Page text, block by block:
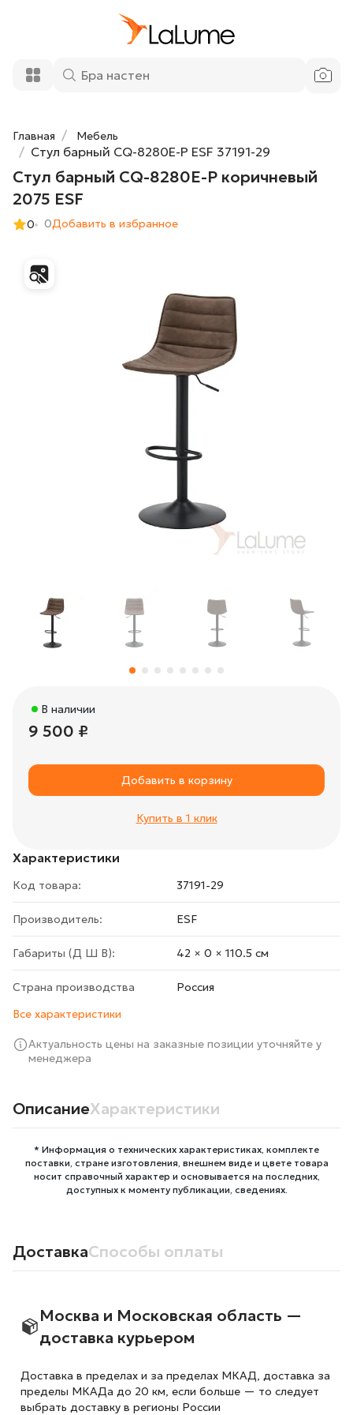
Главная Мебель
Стул барный CQ-8280E-P ESF 37191-29
Стул барный CQ-8280E-P коричневый
2075 ESF
0 0Добавить в избранное
Характеристики
Код товара: 37191-29
Производитель: ESF
Габариты (Д Ш В): 42 × 0 × 110.5 cм
Страна производства
Росcия
Все характеристики
Актуальность цены на заказные позиции уточняйте у
менеджера
В наличии
9 500 ₽
Добавить в корзину
Купить в 1 клик
ОписаниеХарактеристики
* Информация о технических характеристиках, комплекте
поставки, стране изготовления, внешнем виде и цвете товара
носит справочный характер и основывается на последних,
доступных к моменту публикации, сведениях.
ДоставкаСпособы оплаты
Москва и Московская область —
доставка курьером
Доставка в пределах и за пределах МКАД, доставка за
пределы МКАДа до 20 км, если больше — то следует
выбрать доставку в регионы России